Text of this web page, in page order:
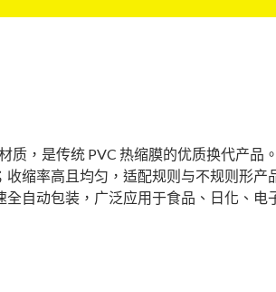
质，是传统 PVC 热缩膜的优质换代产品
收缩率高且均匀，适配规则与不规则形
自动包装，广泛应用于食品、日化、电